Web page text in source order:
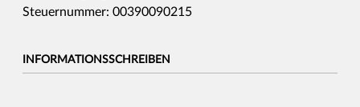
Steuernummer: 00390090215
INFORMATIONSSCHREIBEN